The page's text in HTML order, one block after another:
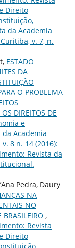
Direito
da Academia
v. 7, n.
ESTADO
DA
O PROBLEMA
DIREITOS DE
e
Academia
8 n. 14 (2016):
Revista da
Pedra, Daury
NA
NO
,
Revista
Direito